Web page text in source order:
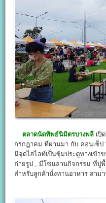
ตลาดนัดทิพย์นิมิตรบางพลี เปิ
กรกฎาคม ที่ผ่านมา กับ คอนเซ็ป
มีจุดไฮไลท์เป็นซุ้มประตูทางเข้
ถ่ายรูป , มีโซนลานกิจกรรม ที่ปู
สำหรับลูกค้านั่งทานอาหาร สาม